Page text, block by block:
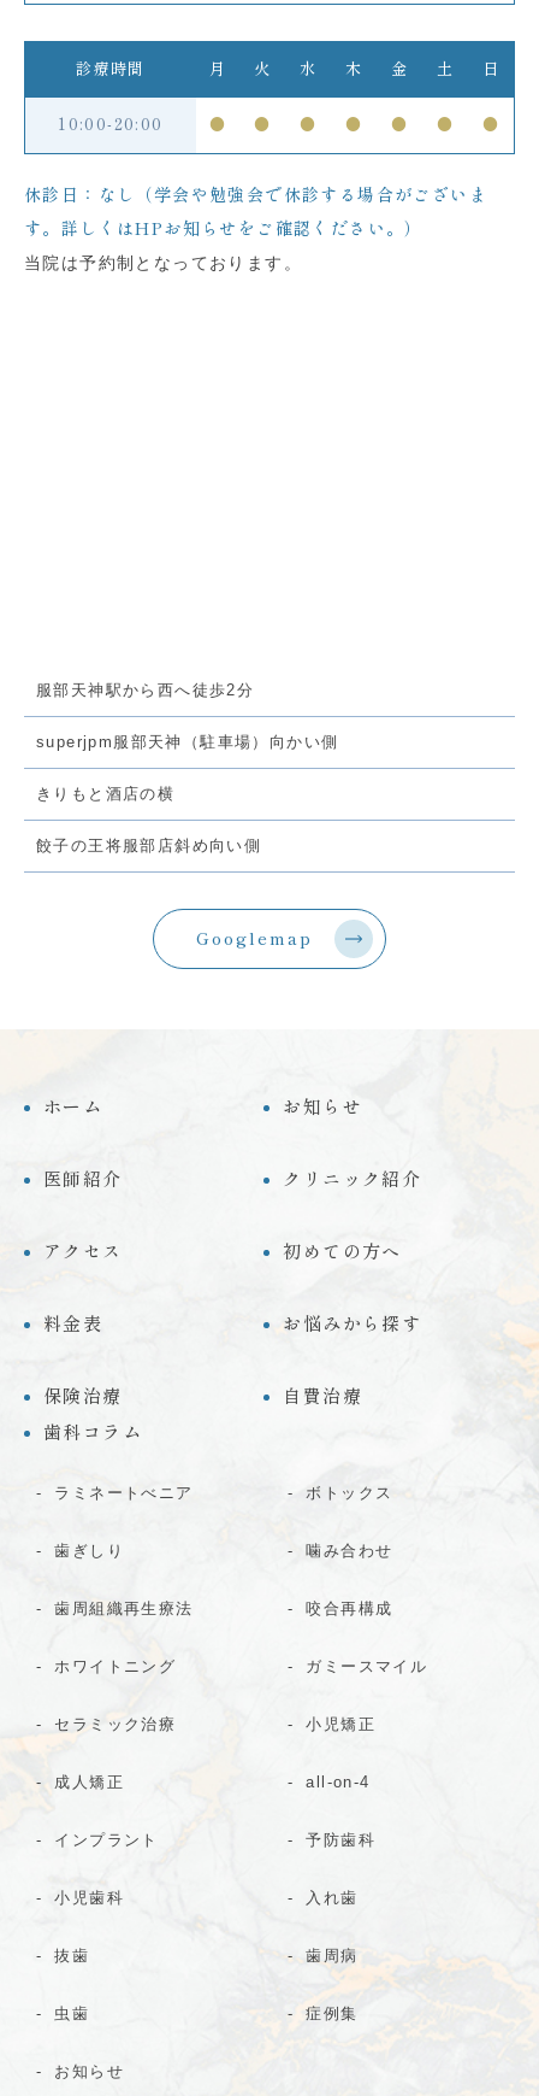
診療時間 月 火 水 木 金 土 日
10:00-20:00 ● ● ● ● ● ● ●
休診日：なし（学会や勉強会で休診する場合がございま
す。詳しくはHPお知らせをご確認ください。）
当院は予約制となっております。
服部天神駅から西へ徒歩2分
superjpm服部天神（駐車場）向かい側
きりもと酒店の横
餃子の王将服部店斜め向い側
Googlemap
ホーム お知らせ
医師紹介 クリニック紹介
アクセス 初めての方へ
料金表 お悩みから探す
保険治療
自費治療
歯科コラム
ラミネートべニア ボトックス
歯ぎしり 噛み合わせ
歯周組織再生療法 咬合再構成
ホワイトニング ガミースマイル
セラミック治療 小児矯正
成人矯正 all-on-4
インプラント 予防歯科
小児歯科 入れ歯
抜歯 歯周病
虫歯 症例集
お知らせ